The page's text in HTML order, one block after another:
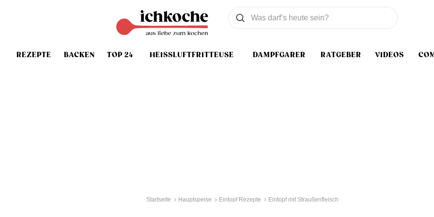
REZEPTE BACKEN TOP 24 HEISSLUFTFRITTEUSE DAMPFGARER RATGEBER VIDEOS
Was wollen Sie suchen
Suchen
Startseite Hauptspeise Eintopf Rezepte Eintopf mit Straußenfleisch